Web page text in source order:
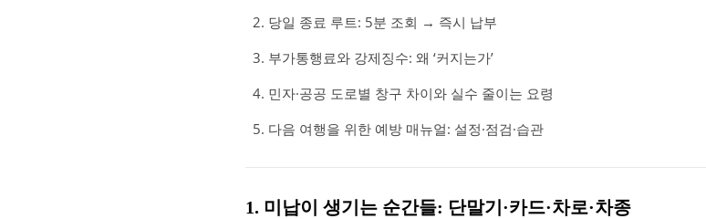
당일 종료 루트: 5분 조회 → 즉시 납부
부가통행료와 강제징수: 왜 ‘커지는가’
민자·공공 도로별 창구 차이와 실수 줄이는 요령
다음 여행을 위한 예방 매뉴얼: 설정·점검·습관
1. 미납이 생기는 순간들: 단말기·카드·차로·차종